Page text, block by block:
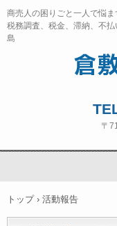
商売人の困りごと一人で悩
税務調査、税金、滞納、不
島
〒
トップ › 活動報告